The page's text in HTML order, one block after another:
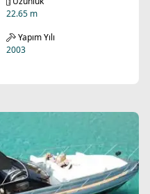
22.65 m
Yapım Yılı
2003